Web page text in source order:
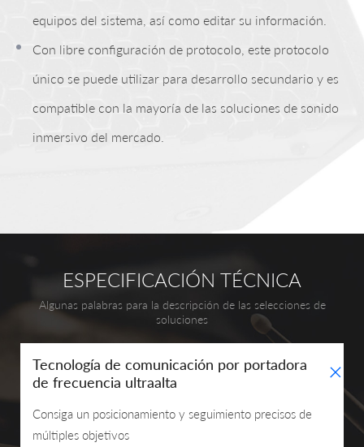
equipos del sistema, así como editar su información.
Con libre configuración de protocolo, este protocolo
único se puede utilizar para desarrollo secundario y es
compatible con la mayoría de las soluciones de sonido
inmersivo del mercado.
ESPECIFICACIÓN TÉCNICA
Algunas palabras para la descripción de las selecciones de
soluciones
Tecnología de comunicación por portadora
de frecuencia ultraalta
+
Consiga un posicionamiento y seguimiento precisos de
múltiples objetivos